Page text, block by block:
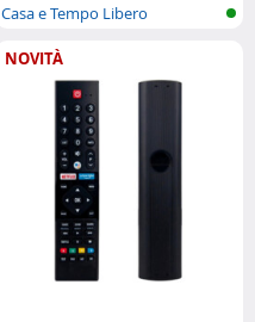
Casa e Tempo Libero
NOVITÀ